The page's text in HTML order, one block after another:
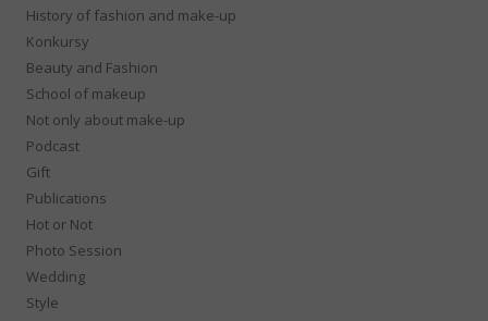
History of fashion and make-up
Konkursy
Beauty and Fashion
School of makeup
Not only about make-up
Podcast
Gift
Publications
Hot or Not
Photo Session
Wedding
Style